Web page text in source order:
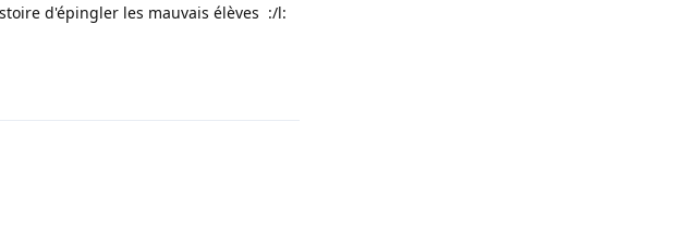
d'épingler les mauvais élèves :/l: